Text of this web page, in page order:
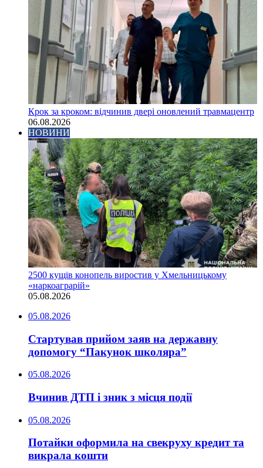
Крок за кроком: відчинив двері оновлений травмацентр
06.08.2026
НОВИНИ
2500 кущів конопель виростив у Хмельницькому
«наркоаграрій»
05.08.2026
05.08.2026
Стартував прийом заяв на державну
допомогу “Пакунок школяра”
05.08.2026
Вчинив ДТП і зник з місця події
05.08.2026
Потайки оформила на свекруху кредит та
викрала кошти